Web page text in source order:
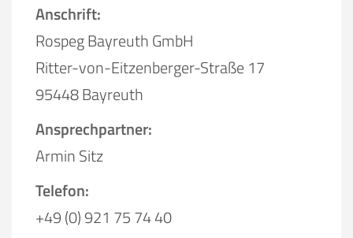
Anschrift:
Rospeg Bayreuth GmbH
Ritter-von-Eitzenberger-Straße 17
95448 Bayreuth
Ansprechpartner:
Armin Sitz
Telefon:
+49 (0) 921 75 74 40